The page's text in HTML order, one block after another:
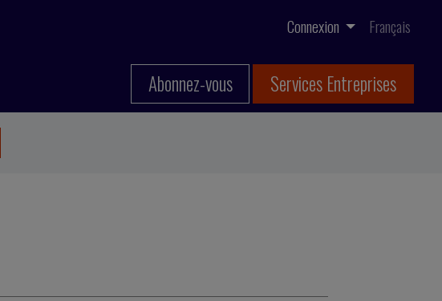
Connexion Français
Abonnez-vous Services Entreprises